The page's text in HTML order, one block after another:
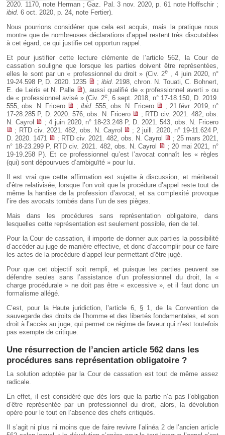
2020. 1170, note Herman ; Gaz. Pal. 3 nov. 2020, p. 61 note Hoffschir ;
ibid. 6 oct. 2020, p. 24, note Fertier).
Nous pourrions considérer que cela est acquis, mais la pratique nous
montre que de nombreuses déclarations d’appel restent très discutables
à cet égard, ce qui justifie cet opportun rappel.
Et pour justifier cette lecture clémente de l’article 562, la Cour de
cassation souligne que lorsque les parties doivent être représentées,
elles le sont par un « professionnel du droit » (Civ. 2e, 4 juin 2020, n°
19-24.598 P, D. 2020. 1235
; ibid. 2198, chron. N. Touati, C. Bohnert,
E. de Leiris et N. Palle
), aussi qualifié de « professionnel averti » ou
de « professionnel avisé » (Civ. 2e
, 6 sept. 2018, n° 17-18.150, D. 2019.
555, obs. N. Fricero
; ibid. 555, obs. N. Fricero
; 21 févr. 2019, n°
17-28.285 P, D. 2020. 576, obs. N. Fricero
; RTD civ. 2021. 482, obs.
N. Cayrol
; 4 juin 2020, n° 18-23.248 P, D. 2021. 543, obs. N. Fricero
; RTD civ. 2021. 482, obs. N. Cayrol
; 2 juill. 2020, n° 19-11.624 P,
D. 2020. 1471
; RTD civ. 2021. 482, obs. N. Cayrol
; 25 mars 2021,
n° 18-23.299 P, RTD civ. 2021. 482, obs. N. Cayrol
; 20 mai 2021, n°
19-19.258 P). Et ce professionnel qu’est l’avocat connaît les « règles
(qui) sont dépourvues d’ambiguïté » pour lui.
Il est vrai que cette affirmation est sujette à discussion, et mériterait
d’être relativisée, lorsque l’on voit que la procédure d’appel reste tout de
même la hantise de la profession d’avocat, et sa complexité provoque
l’ire des avocats tombés dans l’un de ses pièges.
Mais dans les procédures sans représentation obligatoire, dans
lesquelles cette représentation est seulement possible, rien de tel.
Pour la Cour de cassation, il importe de donner aux parties la possibilité
d’accéder au juge de manière effective, et donc d’accomplir pour ce faire
les actes de la procédure d’appel leur permettant d’être jugé.
Pour que cet objectif soit rempli, et puisque les parties peuvent se
défendre seules sans l’assistance d’un professionnel du droit, la «
charge procédurale » ne doit pas être « excessive », et il faut donc un
formalisme allégé.
C’est, pour la Haute juridiction, l’article 6, § 1, de la Convention de
sauvegarde des droits de l’homme et des libertés fondamentales, et son
droit à l’accès au juge, qui permet ce régime de faveur qui n’est toutefois
pas exempte de critique.
Une résurrection de l’ancien article 562 dans les
procédures sans représentation obligatoire ?
La solution adoptée par la Cour de cassation est tout de même assez
radicale.
En effet, il est considéré que dès lors que la partie n’a pas l’obligation
d’être représentée par un professionnel du droit, alors, la dévolution
opère pour le tout en l’absence des chefs critiqués.
Il s’agit ni plus ni moins que de faire revivre l’alinéa 2 de l’ancien article